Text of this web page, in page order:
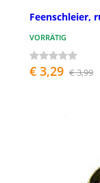
Feenschleier,
VORRÄTIG
€ 3,29 € 3,99